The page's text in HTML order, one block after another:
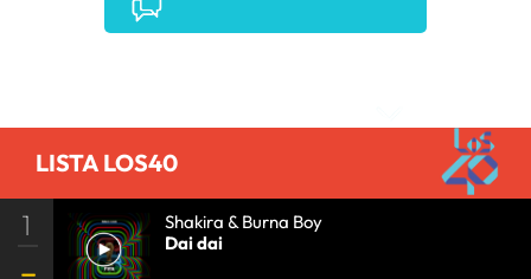
LISTA LOS40
1
Shakira & Burna Boy
Dai dai